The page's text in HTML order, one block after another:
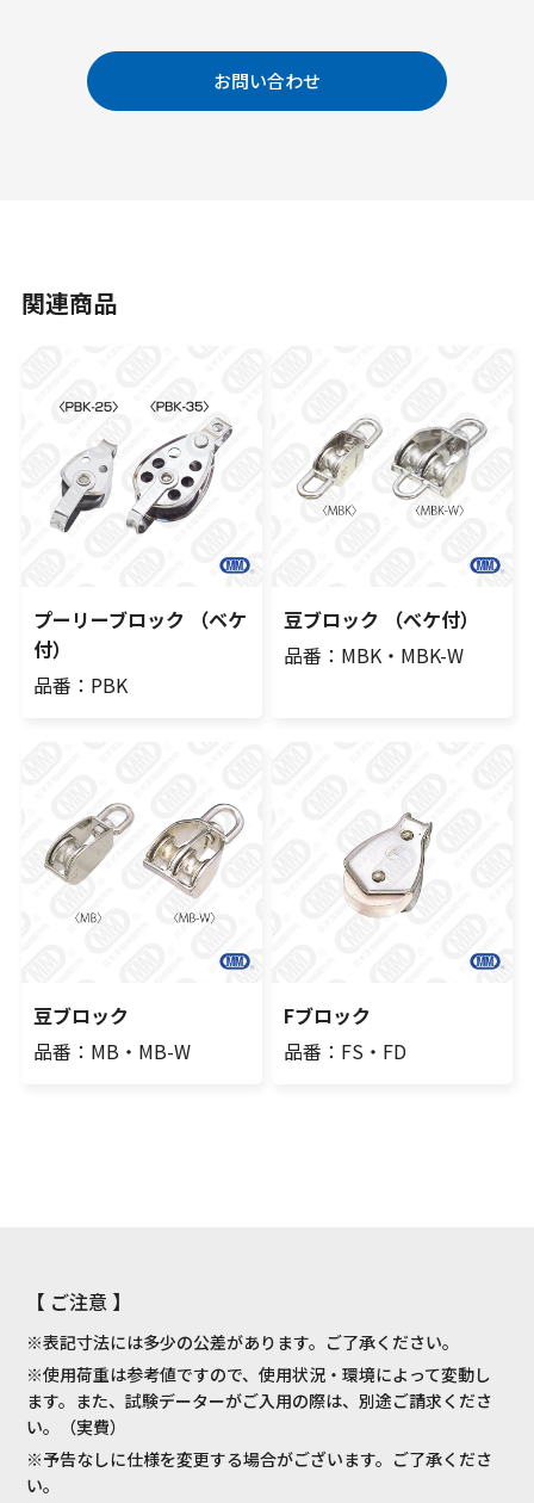
お問い合わせ
関連商品
プーリーブロック （ベケ
付）
品番：PBK
豆ブロック （べケ付）
品番：MBK・MBK-W
豆ブロック
品番：MB・MB-W
Fブロック
品番：FS・FD
【 ご注意 】
※表記寸法には多少の公差があります。ご了承ください。
※使用荷重は参考値ですので、使用状況・環境によって変動し
ます。また、試験データーがご入用の際は、別途ご請求くださ
い。（実費）
※予告なしに仕様を変更する場合がございます。ご了承くださ
い。